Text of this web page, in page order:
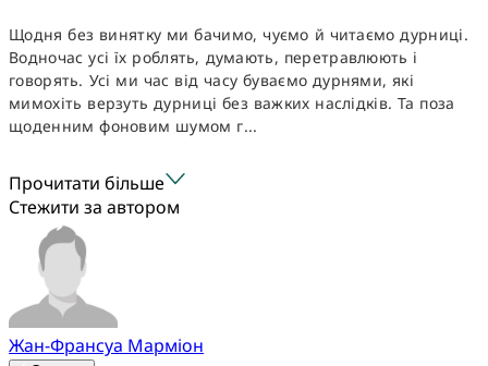
Щодня без винятку ми бачимо, чуємо й читаємо дурниці.
Водночас усі їх роблять, думають, перетравлюють і
говорять. Усі ми час від часу буваємо дурнями, які
мимохіть верзуть дурниці без важких наслідків. Та поза
щоденним фоновим шумом г...
Прочитати більше
Стежити за автором
Жан-Франсуа Марміон